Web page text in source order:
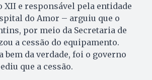
XII e responsável pela entidade
do Amor – arguiu que o
por meio da Secretaria de
a cessão do equipamento.
bem da verdade, foi o governo
que a cessão.